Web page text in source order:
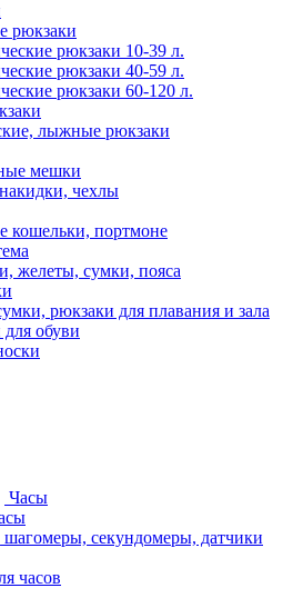
рюкзаки
рюкзаки 10-39 л.
рюкзаки 40-59 л.
рюкзаки 60-120 л.
лыжные рюкзаки
мешки
чехлы
кошельки, портмоне
желеты, сумки, пояса
рюкзаки для плавания и зала
обуви
Часы
секундомеры, датчики
часов